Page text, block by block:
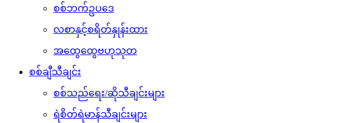
စစ်ဘက်ဥပဒေ
လစာနှင့်စရိတ်နှုန်းထား
အထွေထွေဗဟုသုတ
စစ်ချီသီချင်း
စစ်သည်ရေး/ဆိုသီချင်းများ
ရဲစိတ်ရဲမာန်သီချင်းများ